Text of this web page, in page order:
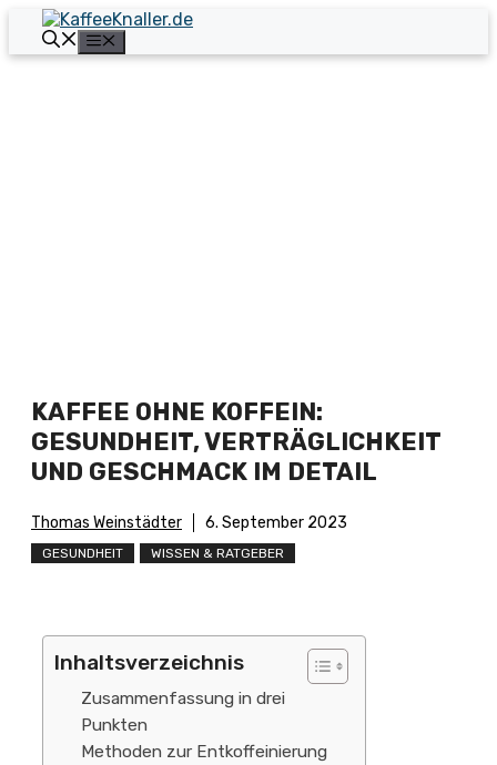
Zum
Inhalt
springen
KAFFEE OHNE KOFFEIN:
GESUNDHEIT, VERTRÄGLICHKEIT
UND GESCHMACK IM DETAIL
Thomas Weinstädter 6. September 2023
GESUNDHEIT WISSEN & RATGEBER
Inhaltsverzeichnis
Zusammenfassung in drei
Punkten
Methoden zur Entkoffeinierung